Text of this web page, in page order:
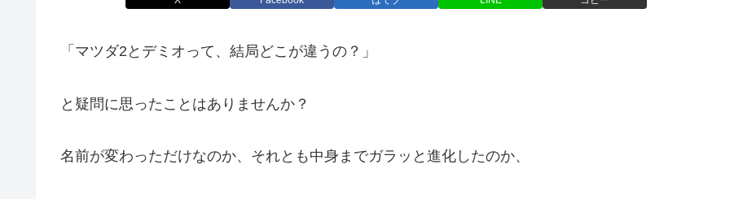
「マツダ2とデミオって、結局どこが違うの？」
と疑問に思ったことはありませんか？
名前が変わっただけなのか、それとも中身までガラッと進化したのか、